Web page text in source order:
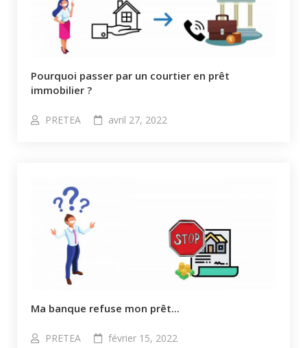
Pourquoi passer par un courtier en prêt
immobilier ?
PRETEA avril 27, 2022
Ma banque refuse mon prêt...
PRETEA février 15, 2022